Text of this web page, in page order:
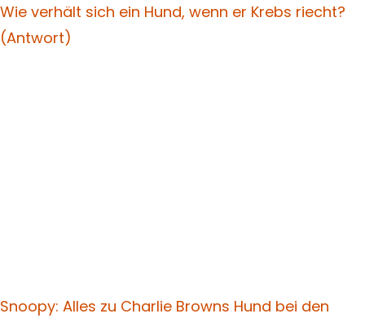
Wie verhält sich ein Hund, wenn er Krebs riecht?
(Antwort)
Snoopy: Alles zu Charlie Browns Hund bei den